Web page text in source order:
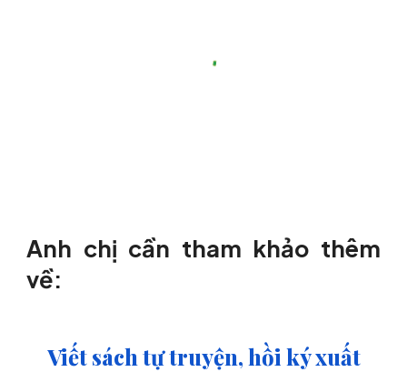
Anh chị cần tham khảo thêm
về:
Viết sách tự truyện, hồi ký xuất